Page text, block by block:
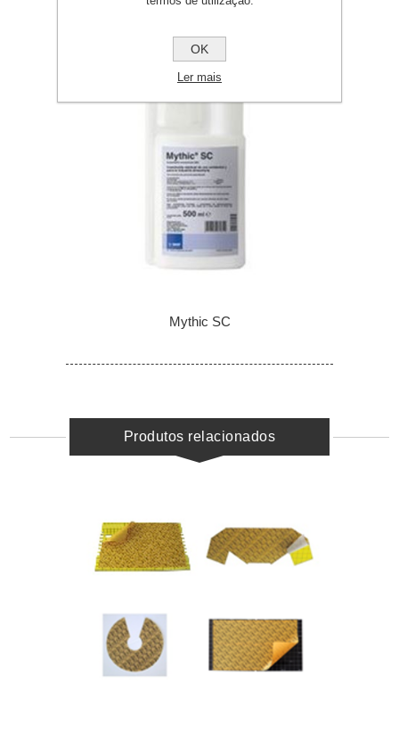
Mythic SC
Produtos relacionados
OK
Ler mais